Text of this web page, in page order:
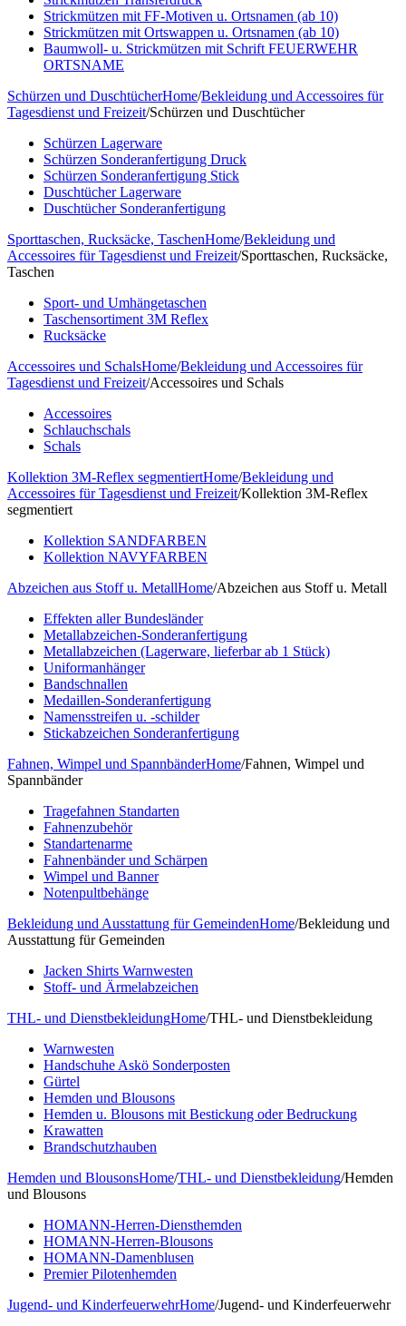
Strickmützen mit FF-Motiven u. Ortsnamen (ab 10)
Strickmützen mit Ortswappen u. Ortsnamen (ab 10)
Baumwoll- u. Strickmützen mit Schrift FEUERWEHR
ORTSNAME
Schürzen und DuschtücherHome/Bekleidung und Accessoires für
Tagesdienst und Freizeit/Schürzen und Duschtücher
Schürzen Lagerware
Schürzen Sonderanfertigung Druck
Schürzen Sonderanfertigung Stick
Duschtücher Lagerware
Duschtücher Sonderanfertigung
Sporttaschen, Rucksäcke, TaschenHome/Bekleidung und
Accessoires für Tagesdienst und Freizeit/Sporttaschen, Rucksäcke,
Taschen
Sport- und Umhängetaschen
Taschensortiment 3M Reflex
Rucksäcke
Accessoires und SchalsHome/Bekleidung und Accessoires für
Tagesdienst und Freizeit/Accessoires und Schals
Accessoires
Schlauchschals
Schals
Kollektion 3M-Reflex segmentiertHome/Bekleidung und
Accessoires für Tagesdienst und Freizeit/Kollektion 3M-Reflex
segmentiert
Kollektion SANDFARBEN
Kollektion NAVYFARBEN
Abzeichen aus Stoff u. MetallHome/Abzeichen aus Stoff u. Metall
Effekten aller Bundesländer
Metallabzeichen-Sonderanfertigung
Metallabzeichen (Lagerware, lieferbar ab 1 Stück)
Uniformanhänger
Bandschnallen
Medaillen-Sonderanfertigung
Namensstreifen u. -schilder
Stickabzeichen Sonderanfertigung
Fahnen, Wimpel und SpannbänderHome/Fahnen, Wimpel und
Spannbänder
Tragefahnen Standarten
Fahnenzubehör
Standartenarme
Fahnenbänder und Schärpen
Wimpel und Banner
Notenpultbehänge
Bekleidung und Ausstattung für GemeindenHome/Bekleidung und
Ausstattung für Gemeinden
Jacken Shirts Warnwesten
Stoff- und Ärmelabzeichen
THL- und DienstbekleidungHome/THL- und Dienstbekleidung
Warnwesten
Handschuhe Askö Sonderposten
Gürtel
Hemden und Blousons
Hemden u. Blousons mit Bestickung oder Bedruckung
Krawatten
Brandschutzhauben
Hemden und BlousonsHome/THL- und Dienstbekleidung/Hemden
und Blousons
HOMANN-Herren-Diensthemden
HOMANN-Herren-Blousons
HOMANN-Damenblusen
Premier Pilotenhemden
Jugend- und KinderfeuerwehrHome/Jugend- und Kinderfeuerwehr